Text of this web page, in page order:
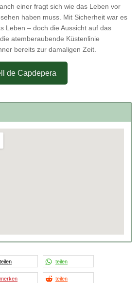
einer fragt sich wie das Leben vor
haben muss. Mit Sicherheit war es
Leben – doch die Aussicht auf das
atemberaubende Küstenlinie
bereits zur damaligen Zeit.
de Capdepera
teilen teilen
merken teilen